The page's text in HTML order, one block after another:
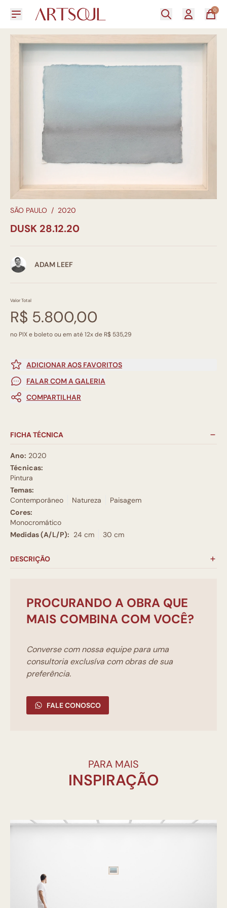
0
SÃO PAULO / 2020
DUSK 28.12.20
ADAM LEEF
Valor Total
R$ 5.800,00
no PIX e boleto ou em até 12x de R$ 535,29
ADICIONAR AOS FAVORITOS
FALAR COM A GALERIA
COMPARTILHAR
FICHA TÉCNICA
Ano: 2020
Técnicas:
Pintura
Temas:
Contemporâneo
Natureza
Paisagem
Cores:
Monocromático
Medidas (A/L/P): 24 cm 30 cm
DESCRIÇÃO
PROCURANDO A OBRA QUE
MAIS COMBINA COM VOCÊ?
Converse com nossa equipe para uma
consultoria exclusíva com obras de sua
preferência.
FALE CONOSCO
PARA MAIS
INSPIRAÇÃO